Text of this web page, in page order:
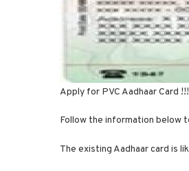
Apply for PVC Aadhaar Card !!!
Follow the information below
The existing Aadhaar card is